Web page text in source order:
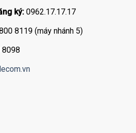
ký: 0962.17.17.17
8119 (máy nhánh 5)
8098